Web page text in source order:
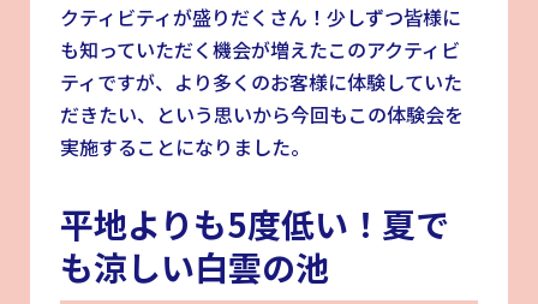
クティビティが盛りだくさん！少しずつ皆様に
も知っていただく機会が増えたこのアクティビ
ティですが、より多くのお客様に体験していた
だきたい、という思いから今回もこの体験会を
実施することになりました。
平地よりも5度低い！夏で
も涼しい白雲の池